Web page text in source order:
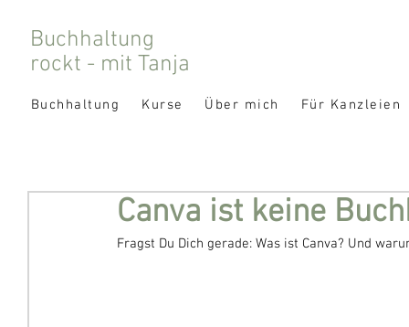
Buchhaltung
rockt - mit Tanja
Buchhaltung Kurse Über mich Für Kanzleien
Canva ist keine
Fragst Du Dich gerade: Was ist Canva? Und